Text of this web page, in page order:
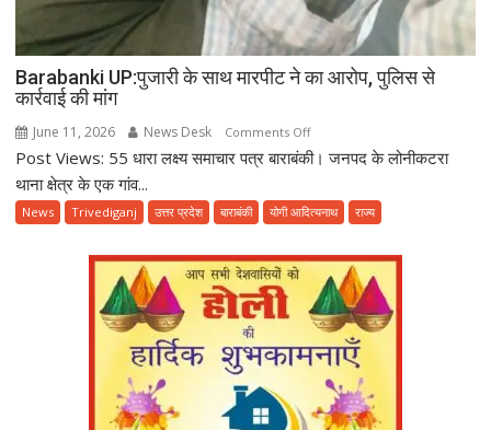
Barabanki UP:पुजारी के साथ मारपीट ने का आरोप, पुलिस से
कार्रवाई की मांग
June 11, 2026 News Desk Comments Offon
Barabanki
के
साथ
का
आरोप,
पुलिस
से
कार्रवाई
की
Post Views: 55 धारा लक्ष्य समाचार पत्र बाराबंकी। जनपद के लोनीकटरा
थाना क्षेत्र के एक गांव...
News Trivediganj उत्तर प्रदेश बाराबंकी योगी आदित्यनाथ राज्य